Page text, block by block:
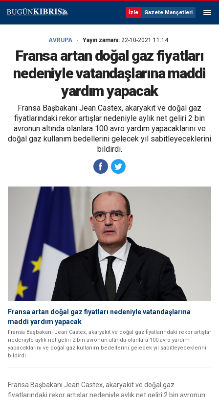
İzle Gazete Manşetleri
AVRUPA Yayın zamanı: 22-10-2021 11:14
Fransa artan doğal gaz fiyatları
nedeniyle vatandaşlarına maddi
yardım yapacak
Fransa Başbakanı Jean Castex, akaryakıt ve doğal gaz
fiyatlarındaki rekor artışlar nedeniyle aylık net geliri 2 bin
avronun altında olanlara 100 avro yardım yapacaklarını ve
doğal gaz kullanım bedellerini gelecek yıl sabitleyeceklerini
bildirdi.
Fransa artan doğal gaz fiyatları nedeniyle vatandaşlarına
maddi yardım yapacak
Fransa Başbakanı Jean Castex, akaryakıt ve doğal gaz fiyatlarındaki rekor artışlar
nedeniyle aylık net geliri 2 bin avronun altında olanlara 100 avro yardım
yapacaklarını ve doğal gaz kullanım bedellerini gelecek yıl sabitleyeceklerini
bildirdi.
Fransa Başbakanı Jean Castex, akaryakıt ve doğal gaz
fiyatlarındaki rekor artışlar nedeniyle aylık net geliri 2 bin avronun